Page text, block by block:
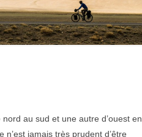
au sud et une autre d’ouest en
jamais très prudent d’être